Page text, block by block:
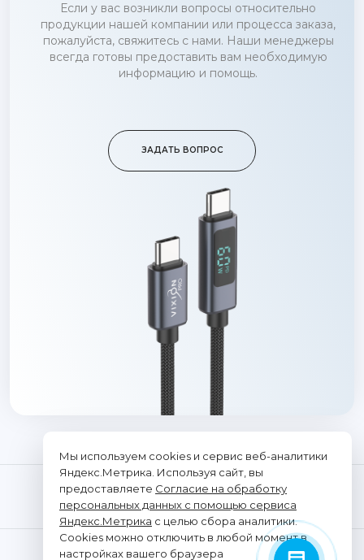
Если у вас возникли вопросы относительно
продукции нашей компании или процесса заказа,
пожалуйста, свяжитесь с нами. Наши менеджеры
всегда готовы предоставить вам необходимую
информацию и помощь.
ЗАДАТЬ ВОПРОС
© "Vixion", 2026. Все права защищены
Мы используем cookies и сервис веб-аналитики
Яндекс.Метрика. Используя сайт, вы
предоставляете Согласие на обработку
персональных данных с помощью сервиса
Яндекс.Метрика с целью сбора аналитики.
Cookies можно отключить в любой момент в
настройках вашего браузера